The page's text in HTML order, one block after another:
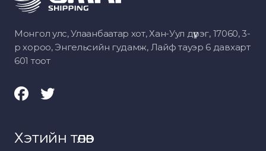
Монгол улс, Улаанбаатар хот, Хан-Уул дүүрэг, 17060, 3-
р хороо, Энгельсийн гудамж, Лайф тауэр 6 давхарт
601 тоот
Хэтийн төлөв